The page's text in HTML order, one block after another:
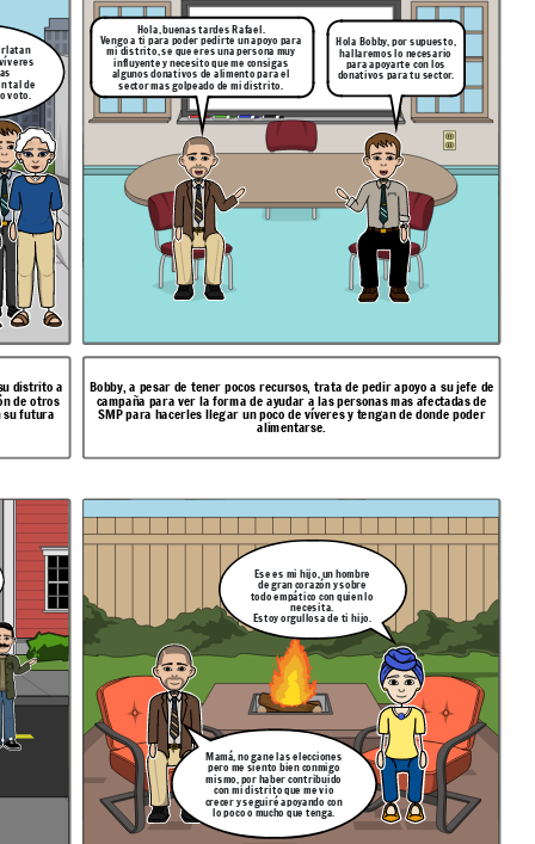
distrito a
de otros
su futura
Bobby, a pesar de tener pocos recursos, trata de pedir apoyo a su jefe de
campaña para ver la forma de ayudar a las personas mas afectadas de
SMP para hacerles llegar un poco de víveres y tengan de donde poder
alimentarse.
tal de
voto.
Hola, buenas tardes Rafael.
Vengo a ti para poder pedirte un apoyo para
mi distrito, se que eres una persona muy
influyente y necesito que me consigas
algunos donativos de alimento para el
sector mas golpeado de mi distrito.
Hola Bobby, por supuesto,
hallaremos lo necesario
para apoyarte con los
donativos para tu sector.
Mamá, no gane las elecciones
pero me siento bien conmigo
mismo, por haber contribuido
con mi distrito que me vio
crecer y seguiré apoyando con
lo poco o mucho que tenga.
Ese es mi hijo, un hombre
de gran corazón y sobre
todo empático con quien lo
necesita.
Estoy orgullosa de ti hijo.